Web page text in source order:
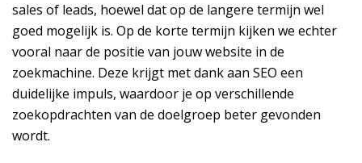
sales of leads, hoewel dat op de langere termijn wel
goed mogelijk is. Op de korte termijn kijken we echter
vooral naar de positie van jouw website in de
zoekmachine. Deze krijgt met dank aan SEO een
duidelijke impuls, waardoor je op verschillende
zoekopdrachten van de doelgroep beter gevonden
wordt.